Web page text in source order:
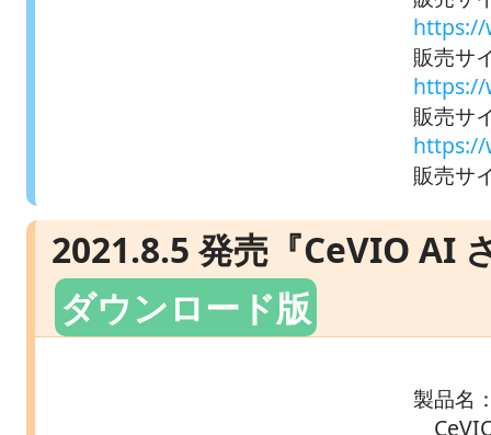
https://
販売サ
https://
販売サ
https://
販売サ
2021.8.5 発売『CeVIO AI
ダウンロード版
製品名